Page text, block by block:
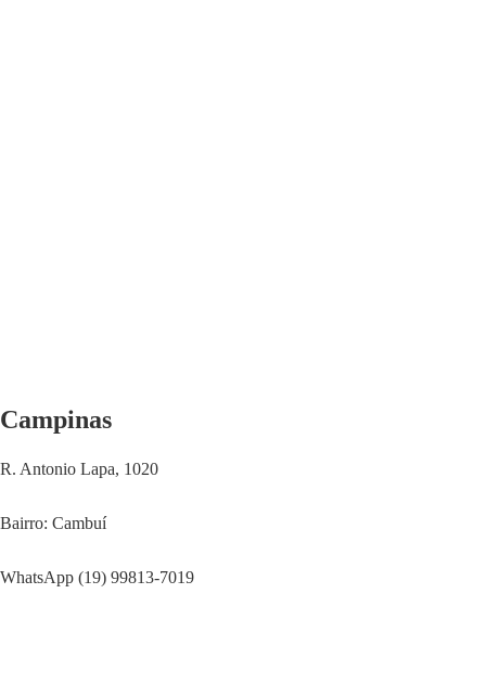
Campinas
R. Antonio Lapa, 1020
Bairro: Cambuí
WhatsApp (19) 99813-7019